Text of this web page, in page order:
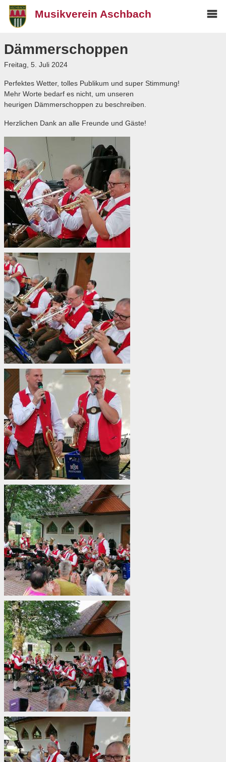
Musikverein Aschbach
Der Vorstand
Besetzung
Chronik
Termine
Blog
Freunde
Weisenbläser
Media
Kontakt
Dämmerschoppen
Freitag, 5. Juli 2024
Perfektes Wetter, tolles Publikum und super Stimmung!
Mehr Worte bedarf es nicht, um unseren
heurigen Dämmerschoppen zu beschreiben.
Herzlichen Dank an alle Freunde und Gäste!